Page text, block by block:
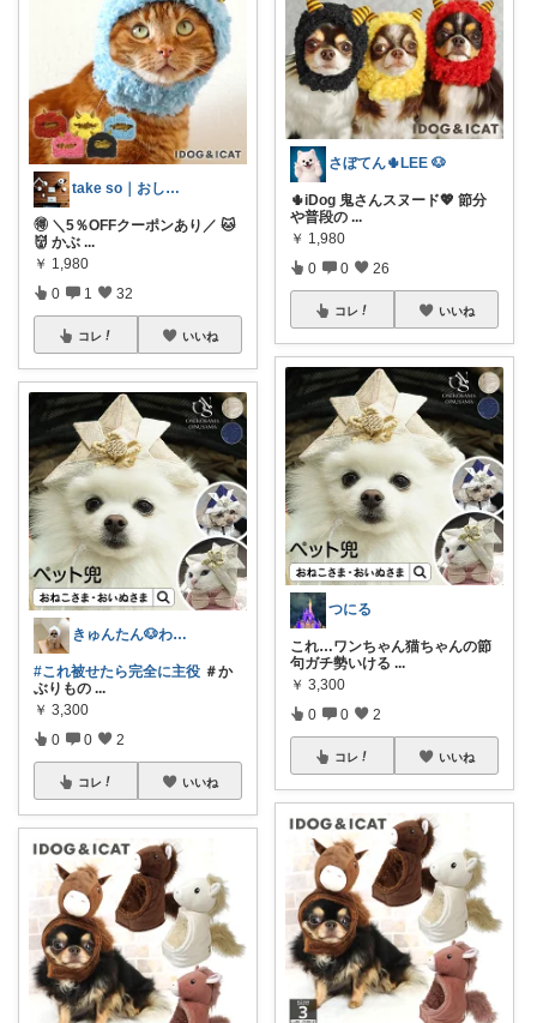
take so｜おしゃれ家電と便利グッズ
🉐 ＼5％OFFクーポンあり／ 🐱
👹 かぶ ...
￥ 1,980
0 1 32
コレ いいね
きゅんたん🐶わんこのいる暮らし｜40代
#これ被せたら完全に主役 ＃か
ぶりもの ...
￥ 3,300
0 0 2
コレ いいね
さぼてん🌵LEE 🐶
🌵iDog 鬼さんスヌード💖 節分
や普段の ...
￥ 1,980
0 0 26
コレ いいね
つにる
これ…ワンちゃん猫ちゃんの節
句ガチ勢いける ...
￥ 3,300
0 0 2
コレ いいね